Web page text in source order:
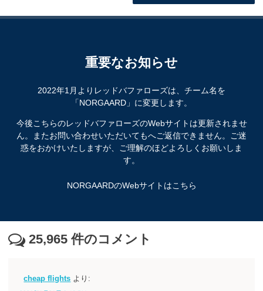
重要なお知らせ
2022年1月よりレッドバファローズは、チーム名を
「NORGAARD」に変更します。
今後こちらのレッドバファローズのWebサイトは更新されませ
ん。またお問い合わせいただいてもへご返信できません。ご迷
惑をおかけいたしますが、ご理解のほどよろしくお願いしま
す。
NORGAARDのWebサイトはこちら
25,965 件のコメント
cheap flights より: